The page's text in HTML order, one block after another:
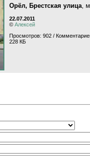
Орёл, Брестская улица ,
22.07.2011
© Алексей
Просмотров: 902 /
228 КБ